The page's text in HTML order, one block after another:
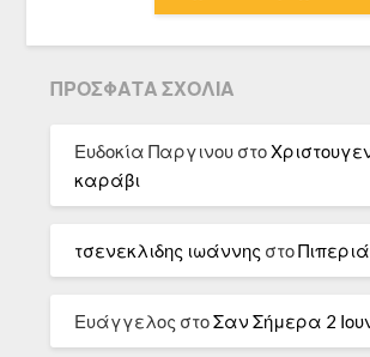
ΠΡΌΣΦΑΤΑ ΣΧΌΛΙΑ
Ευδοκία Παργινου στο
καράβι
τσενεκλιδης ιωάννης στοΠιπεριά
Ευάγγελος στοΣαν Σήμερα 2